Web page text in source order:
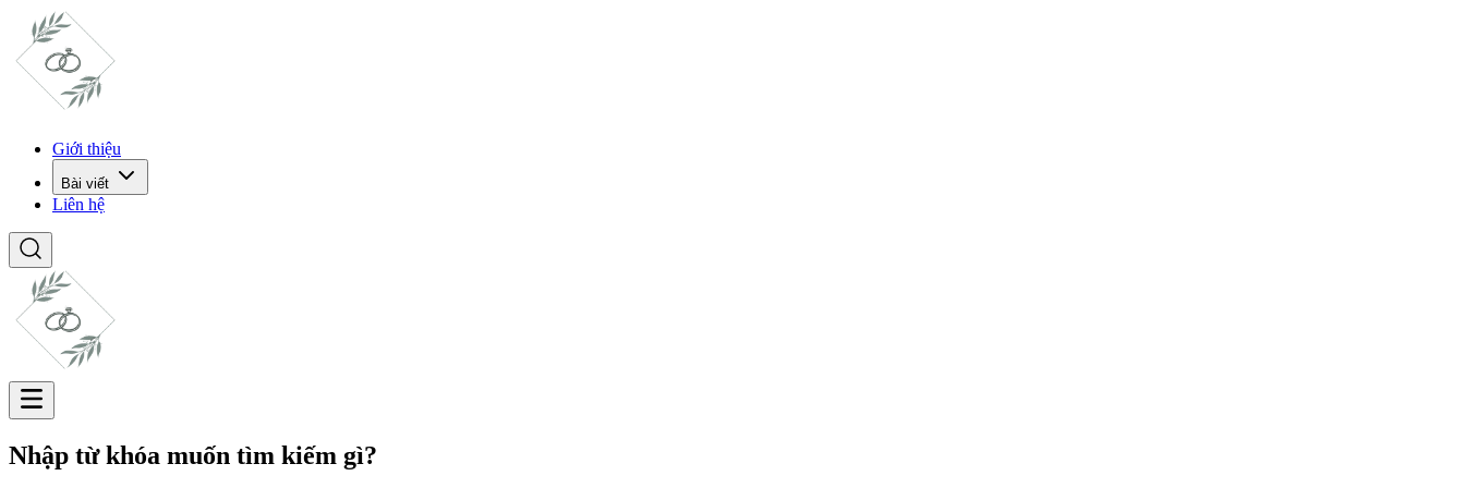
Giới thiệu
Bài viết
Liên hệ
Nhập từ khóa muốn tìm kiếm gì?